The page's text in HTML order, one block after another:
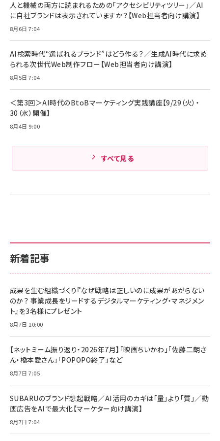
組織の成果を最大化する ルールのデザイン
￥1,980
Amazonランキングをもっと見る
技術基準適合】ブラック
￥5,990
ケーブル Anker絡まないケーブル 240W 結束バン
ド付き USB PD対応 シリコン素材採用 iPhone
17 / 16 / 15 / Galaxy iPad Pro MacBook
Pro/Air 各種対応 (1.8m ミッドナイトブラック)
￥1,890
サッポロ 生ビール 黒ラベル 350ml 缶 24本 ビー
ル ケース買い【6/30応募〆切! 黒ラベルビヤセラー
￥4,857
新着記事
成果を生む組織づくり『なぜ戦略は正しいのに成果があがらない
のか？ 事業成長をリードするデジタルマーケティング・マネジメン
ト』を3名様にプレゼント
8月7日 10:00
【ネットミーム振り返り・2026年7月】「映画ちいかわ」「佐藤二朗さ
ん・橋本愛さん」「POPOPO終了」など
8月7日 7:05
SUBARUのブランド想起戦略／AI活用のカギは「量」より「質」／動
画広告をAIで最大化【マーケター向け講演】
8月7日 7:04
人と機械の両方に読まれるための「アクセシビリティツリー」／AI
に自社ブランドは表示されていますか？【Web担当者向け講演】
8月6日 7:04
AI検索時代“選ばれるブランド”はどう作る？／生成AI時代に求め
られる次世代Web制作フロー【Web担当者向け講演】
8月5日 7:04
＜第3回＞AI時代のBtoBマーケティング実践講座【9/29（火）・
30（水）開催】
8月4日 9:00
すべて見る